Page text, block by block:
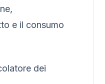
e il consumo
dei